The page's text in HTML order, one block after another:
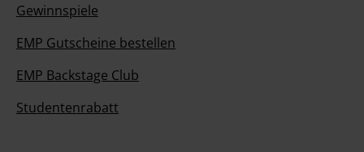
Gewinnspiele
EMP Gutscheine bestellen
EMP Backstage Club
Studentenrabatt